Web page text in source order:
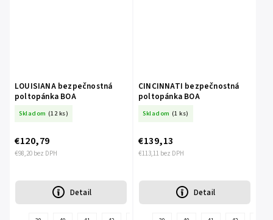
LOUISIANA bezpečnostná
poltopánka BOA
Skladom (12 ks)
€98,20 bez DPH
€120,79
Detail
CINCINNATI bezpečnostná
poltopánka BOA
Skladom (1 ks)
€113,11 bez DPH
€139,13
Detail